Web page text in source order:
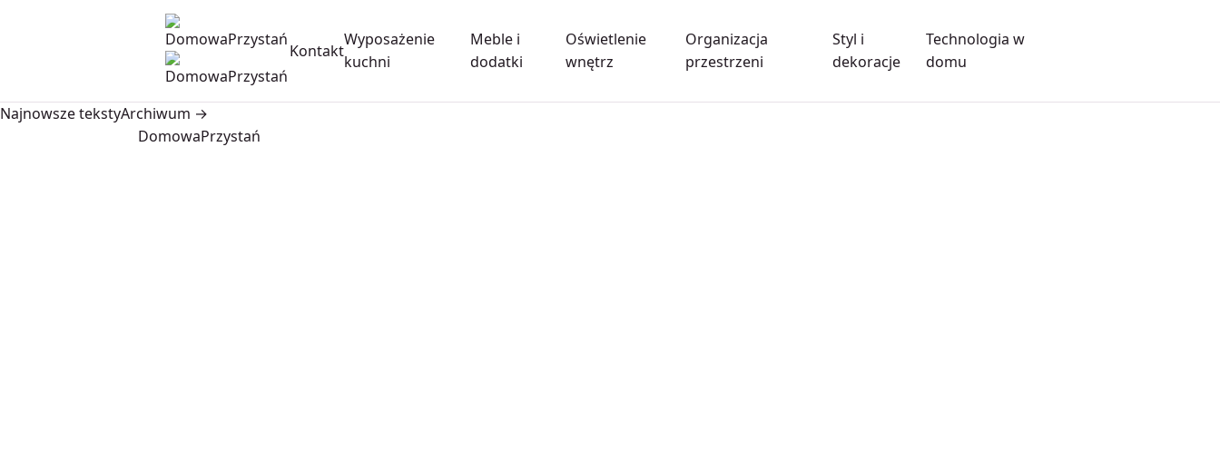
Kontakt
Wyposażenie
kuchni
Meble i
dodatki
Oświetlenie
wnętrz
Organizacja
przestrzeni
Styl i
dekoracje
Technologia w
domu
Najnowsze tekstyArchiwum →
DomowaPrzystań